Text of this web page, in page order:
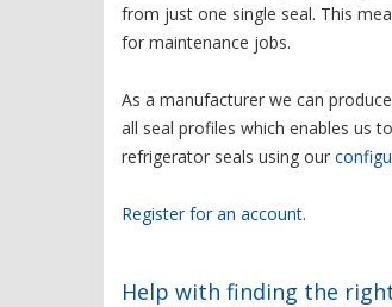
from just one single seal. This
for maintenance jobs.
As a manufacturer we can
all seal profiles which enables us
refrigerator seals using our
Register for an account.
Help with finding the